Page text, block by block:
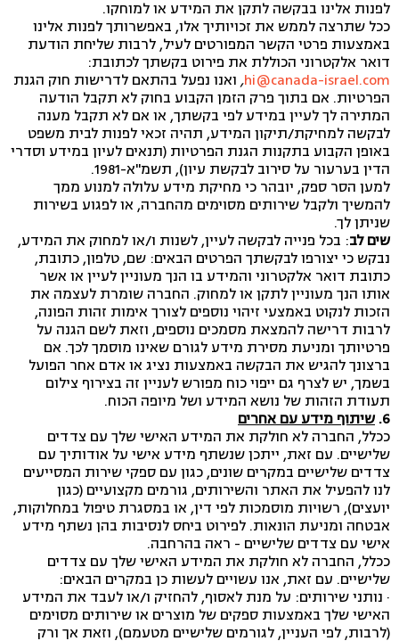
לפנות אלינו בבקשה לתקן את המידע או למוחקו.
ככל שתרצה לממש את זכויותיך אלו, באפשרותך לפנות אלינו
באמצעות פרטי הקשר המפורטים לעיל, לרבות שליחת הודעת
דואר אלקטרוני הכוללת את פירוט בקשתך לכתובת:
hi@canada-israel.com
, ואנו נפעל בהתאם לדרישות חוק הגנת
הפרטיות. אם בתוך פרק הזמן הקבוע בחוק לא תקבל הודעה
המתירה לך לעיין במידע לפי בקשתך, או אם לא תקבל מענה
לבקשה למחיקת/תיקון המידע, תהיה זכאי לפנות לבית משפט
באופן הקבוע בתקנות הגנת הפרטיות (תנאים לעיון במידע וסדרי
הדין בערעור על סירוב לבקשת עיון), תשמ"א-1981.
למען הסר ספק, יובהר כי מחיקת מידע עלולה למנוע ממך
להמשיך ולקבל שירותים מסוימים מהחברה, או לפגוע בשירות
שניתן לך.
שים לב: בכל פנייה לבקשה לעיין, לשנות ו/או למחוק את המידע,
נבקש כי יצורפו לבקשתך הפרטים הבאים: שם, טלפון, כתובת,
כתובת דואר אלקטרוני והמידע בו הנך מעוניין לעיין או אשר
אותו הנך מעוניין לתקן או למחוק. החברה שומרת לעצמה את
הזכות לנקוט באמצעי זיהוי נוספים לצורך אימות זהות הפונה,
לרבות דרישה להמצאת מסמכים נוספים, וזאת לשם הגנה על
פרטיותך ומניעת מסירת מידע לגורם שאינו מוסמך לכך. אם
ברצונך להגיש את הבקשה באמצעות נציג או אדם אחר הפועל
בשמך, יש לצרף גם ייפוי כוח מפורש לעניין זה בצירוף צילום
תעודת הזהות של נושא המידע ושל מיופה הכוח.
6. שיתוף מידע עם אחרים
ככלל, החברה לא חולקת את המידע האישי שלך עם צדדים
שלישיים. עם זאת, ייתכן שנשתף מידע אישי על אודותיך עם
צדדים שלישיים במקרים שונים, כגון עם ספקי שירות המסייעים
לנו להפעיל את האתר והשירותים, גורמים מקצועיים (כגון
יועצים), רשויות מוסמכות לפי דין, או במסגרת טיפול במחלוקות,
אבטחה ומניעת הונאות. לפירוט ביחס לנסיבות בהן נשתף מידע
אישי עם צדדים שלישיים - ראה בהרחבה.
ככלל, החברה לא חולקת את המידע האישי שלך עם צדדים
שלישיים. עם זאת, אנו עשויים לעשות כן במקרים הבאים:
· נותני שירותים: על מנת לאסוף, להחזיק ו/או לעבד את המידע
האישי שלך באמצעות ספקים של מוצרים או שירותים מסוימים
(לרבות, לפי העניין, לגורמים שלישיים מטעמם), וזאת אך ורק